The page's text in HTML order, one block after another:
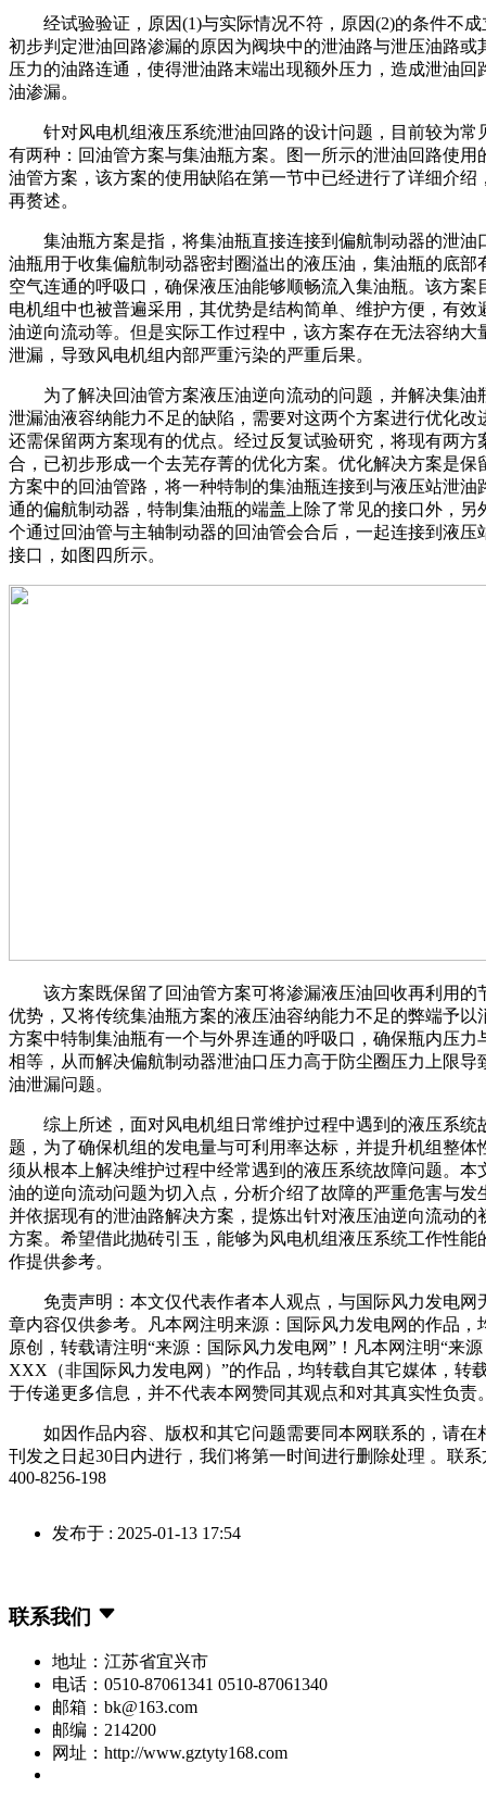
经试验验证，原因(1)与实际情况不符，原因(2)的条件不成
初步判定泄油回路渗漏的原因为阀块中的泄油路与泄压油路或
压力的油路连通，使得泄油路末端出现额外压力，造成泄油回
油渗漏。
针对风电机组液压系统泄油回路的设计问题，目前较为常
有两种：回油管方案与集油瓶方案。图一所示的泄油回路使用
油管方案，该方案的使用缺陷在第一节中已经进行了详细介绍
再赘述。
集油瓶方案是指，将集油瓶直接连接到偏航制动器的泄油
油瓶用于收集偏航制动器密封圈溢出的液压油，集油瓶的底部
空气连通的呼吸口，确保液压油能够顺畅流入集油瓶。该方案
电机组中也被普遍采用，其优势是结构简单、维护方便，有效
油逆向流动等。但是实际工作过程中，该方案存在无法容纳大
泄漏，导致风电机组内部严重污染的严重后果。
为了解决回油管方案液压油逆向流动的问题，并解决集油
泄漏油液容纳能力不足的缺陷，需要对这两个方案进行优化改
还需保留两方案现有的优点。经过反复试验研究，将现有两方
合，已初步形成一个去芜存菁的优化方案。优化解决方案是保
方案中的回油管路，将一种特制的集油瓶连接到与液压站泄油
通的偏航制动器，特制集油瓶的端盖上除了常见的接口外，另
个通过回油管与主轴制动器的回油管会合后，一起连接到液压
接口，如图四所示。
该方案既保留了回油管方案可将渗漏液压油回收再利用的
优势，又将传统集油瓶方案的液压油容纳能力不足的弊端予以
方案中特制集油瓶有一个与外界连通的呼吸口，确保瓶内压力
相等，从而解决偏航制动器泄油口压力高于防尘圈压力上限导
油泄漏问题。
综上所述，面对风电机组日常维护过程中遇到的液压系统
题，为了确保机组的发电量与可利用率达标，并提升机组整体
须从根本上解决维护过程中经常遇到的液压系统故障问题。本
油的逆向流动问题为切入点，分析介绍了故障的严重危害与发
并依据现有的泄油路解决方案，提炼出针对液压油逆向流动的
方案。希望借此抛砖引玉，能够为风电机组液压系统工作性能
作提供参考。
免责声明：本文仅代表作者本人观点，与国际风力发电网
章内容仅供参考。凡本网注明来源：国际风力发电网的作品，
原创，转载请注明“来源：国际风力发电网”！凡本网注明“来
XXX（非国际风力发电网）”的作品，均转载自其它媒体，转
于传递更多信息，并不代表本网赞同其观点和对其真实性负责
如因作品内容、版权和其它问题需要同本网联系的，请在
刊发之日起30日内进行，我们将第一时间进行删除处理 。联系
400-8256-198
发布于 : 2025-01-13 17:54
联系我们
地址：江苏省宜兴市
电话：0510-87061341 0510-87061340
邮箱：bk@163.com
邮编：214200
网址：http://www.gztyty168.com